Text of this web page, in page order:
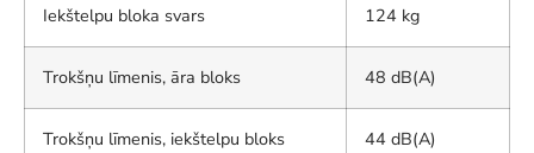
Iekštelpu bloka svars 124 kg
Trokšņu līmenis, āra bloks 48 dB(A)
Trokšņu līmenis, iekštelpu bloks 44 dB(A)